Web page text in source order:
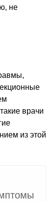
не
врачи
из этой